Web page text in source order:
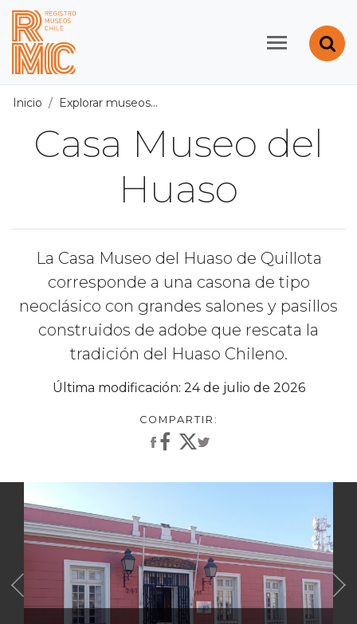
Contenido principal
Registro de Museos
Inicio Explorar museos
Casa Museo del
Huaso
La Casa Museo del Huaso de Quillota
corresponde a una casona de tipo
neoclásico con grandes salones y pasillos
construidos de adobe que rescata la
tradición del Huaso Chileno.
Última modificación: 24 de julio de 2026
Anterior